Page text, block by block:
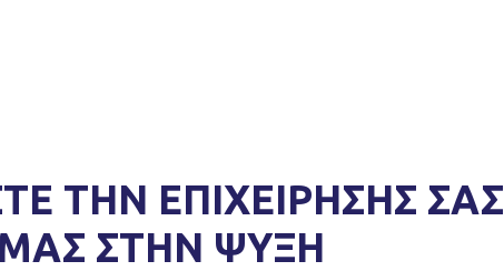
ΤΗΝ ΕΠΙΧΕΙΡΗΣΗΣ ΣΑΣ
ΜΑΣ ΣΤΗΝ ΨΥΞΗ